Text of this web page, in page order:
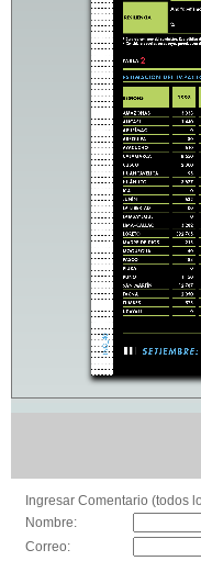
Ingresar Comentario (todos
Nombre:
Correo: